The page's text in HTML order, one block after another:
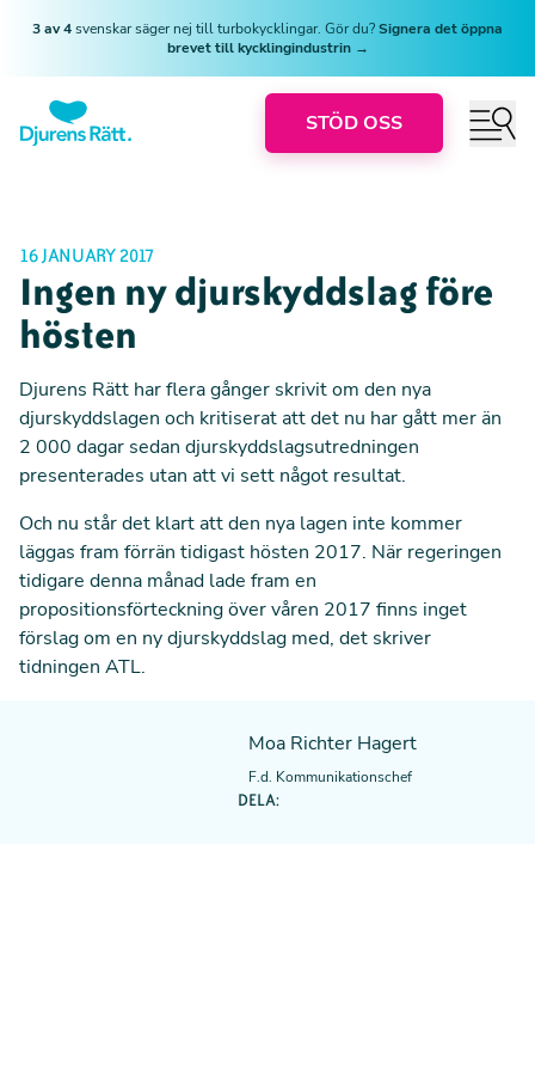
3 av 4svenskar säger nej till turbokycklingar. Gör du?Signera det öppna
brevet till kycklingindustrin →
STÖD OSS
16 JANUARY 2017
Ingen ny djurskyddslag före
hösten
Djurens Rätt har flera gånger skrivit om den nya
djurskyddslagen och kritiserat att det nu har gått mer än
2 000 dagar sedan djurskyddslagsutredningen
presenterades utan att vi sett något resultat.
Och nu står det klart att den nya lagen inte kommer
läggas fram förrän tidigast hösten 2017. När regeringen
tidigare denna månad lade fram en
propositionsförteckning över våren 2017 finns inget
förslag om en ny djurskyddslag med, det skriver
tidningen ATL.
Moa Richter Hagert
F.d. Kommunikationschef
DELA: